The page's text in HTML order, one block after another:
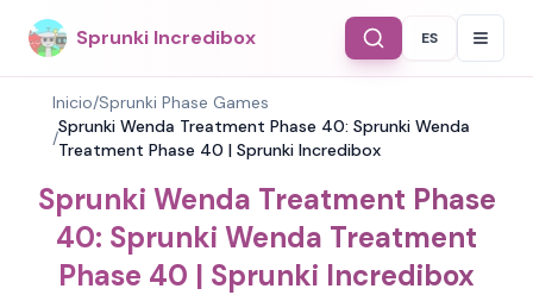
Sprunki Incredibox Select
ES
Inicio/Sprunki Phase Games
/
Sprunki Wenda Treatment Phase 40: Sprunki Wenda
Treatment Phase 40 | Sprunki Incredibox
Sprunki Wenda Treatment Phase
40: Sprunki Wenda Treatment
Phase 40 | Sprunki Incredibox